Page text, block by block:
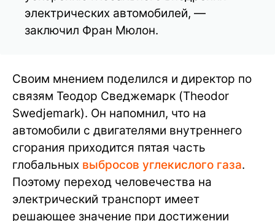
электрических автомобилей, —
заключил Фран Мюлон.
Своим мнением поделился и директор по
связям Теодор Сведжемарк (Theodor
Swedjemark). Он напомнил, что на
автомобили с двигателями внутреннего
сгорания приходится пятая часть
глобальных выбросов углекислого газа.
Поэтому переход человечества на
электрический транспорт имеет
решающее значение при достижении